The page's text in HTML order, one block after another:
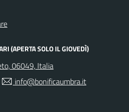
(APERTA SOLO IL GIOVEDÌ)
06049, Italia
info@bonificaumbra.it